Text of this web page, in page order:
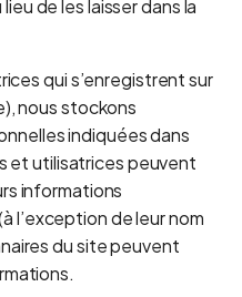
de les laisser dans la
qui s’enregistrent sur
nous stockons
indiquées dans
et utilisatrices peuvent
informations
l’exception de leur nom
du site peuvent